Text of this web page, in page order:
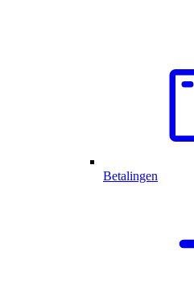
Betalingen